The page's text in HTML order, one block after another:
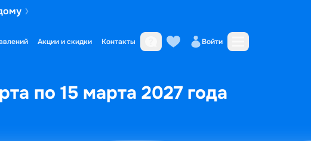
Акции и скидки Контакты Войти
по 15 марта 2027 года